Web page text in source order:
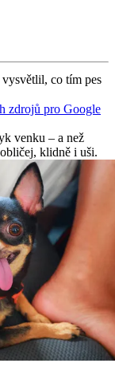
co tím pes
zdrojů pro Google
venku – a než
klidně i uši.